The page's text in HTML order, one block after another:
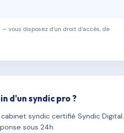
vous disposez d'un droit d'accès, de
d'un syndic pro ?
syndic certifié Syndic Digital.
sous 24h.